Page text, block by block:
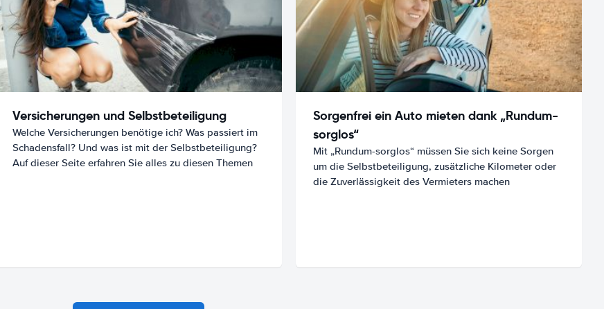
Versicherungen und Selbstbeteiligung
Welche Versicherungen benötige ich? Was passiert im
Schadensfall? Und was ist mit der Selbstbeteiligung?
Auf dieser Seite erfahren Sie alles zu diesen Themen
Sorgenfrei ein Auto mieten dank „Rundum-
sorglos“
Mit „Rundum-sorglos“ müssen Sie sich keine Sorgen
um die Selbstbeteiligung, zusätzliche Kilometer oder
die Zuverlässigkeit des Vermieters machen